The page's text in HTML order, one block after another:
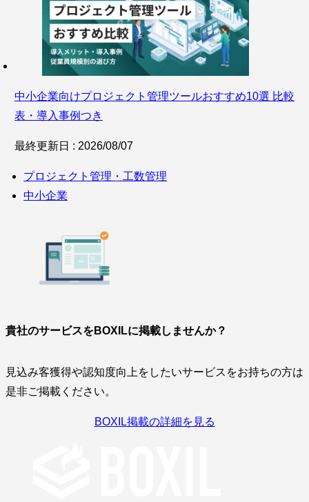
中小企業向けプロジェクト管理ツールおすすめ10選 比較
表・導入事例つき
最終更新日 : 2026/08/07
プロジェクト管理・工数管理
中小企業
貴社のサービスをBOXILに掲載しませんか？
見込み客獲得や認知度向上をしたいサービスをお持ちの方は
是非ご掲載ください。
BOXIL掲載の詳細を見る